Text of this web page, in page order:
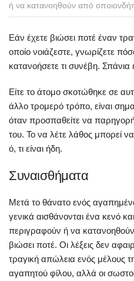
ή να κατανοηθούν από
Εάν έχετε βιώσει ποτέ έναν
οποίο νοιάζεστε, γνωρίζετε
κατανοήσετε τι συνέβη.
Είτε το άτομο σκοτώθηκε σε
άλλο τρομερό τρόπο, είναι
όταν προσπαθείτε να
του. Το να λέτε λάθος μπορεί
ό, τι είναι ήδη.
Συναισθήματα
Μετά το θάνατο ενός
γενικά αισθάνονται ένα κενό
περιγραφούν ή να
βιώσει ποτέ. Οι λέξεις δεν
τραγική απώλεια ενός μέλους
αγαπητού φίλου, αλλά οι